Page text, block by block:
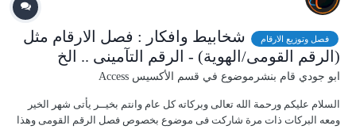
فصل وتوزيع الارقام
شخابيط وافكار : فصل الارقام مثل
(الرقم القومى/الهوية) - الرقم التآمينى .. الخ
ابو جودي قام بنشرموضوع في قسم الأكسيس Access
السلام عليكم ورحمة الله تعالى وبركاته كل عام وانتم بخيــر يأتى شهر الخير
ومعه البركات ذات مرة شاركت فى موضوع بخصوص فصل الرقم القومى وهذا